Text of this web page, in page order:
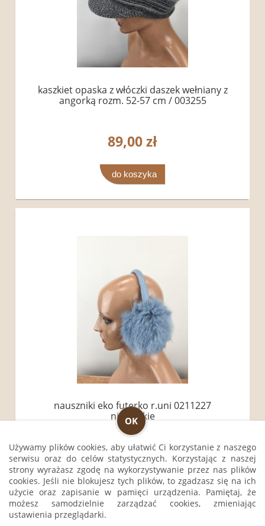
kaszkiet opaska z włóczki daszek wełniany z
angorką rozm. 52-57 cm / 003255
89,00 zł
do koszyka
nauszniki eko futerko r.uni 0211227
niebieskie
59,00 zł
do koszyka
Używamy plików cookies, aby ułatwić Ci korzystanie z naszego
serwisu oraz do celów statystycznych. Korzystając z naszej
strony wyrażasz zgodę na wykorzystywanie przez nas plików
cookies. Jeśli nie blokujesz tych plików, to zgadzasz się na ich
użycie oraz zapisanie w pamięci urządzenia. Pamiętaj, że
możesz samodzielnie zarządzać cookies, zmieniając
ustawienia przeglądarki.
OK